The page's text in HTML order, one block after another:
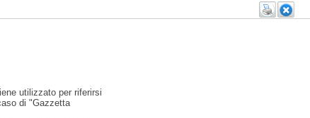
utilizzato per riferirsi
di "Gazzetta